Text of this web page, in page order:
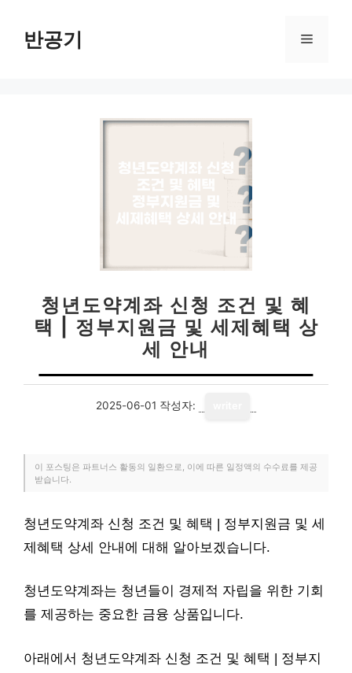
반공기 메
청년도약계좌 신청 조건 및 혜
택 | 정부지원금 및 세제혜택 상
세 안내
2025-06-01 작성자:
이 포스팅은 파트너스 활동의 일환으로, 이에 따른 일정액의 수수료를 제공
받습니다.
청년도약계좌 신청 조건 및 혜택 | 정부지원금 및 세
제혜택 상세 안내에 대해 알아보겠습니다.
청년도약계좌는 청년들이 경제적 자립을 위한 기회
를 제공하는 중요한 금융 상품입니다.
아래에서 청년도약계좌 신청 조건 및 혜택 | 정부지